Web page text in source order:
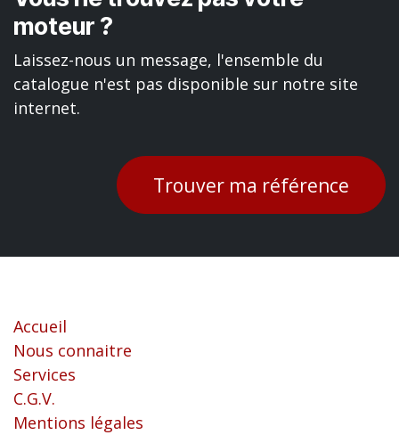
moteur ?
Laissez-nous un message, l'ensemble du
catalogue n'est pas disponible sur notre site
internet.
Trouver ma référence
Accueil
Nous connaitre
Services
C.G.V.
Mentions légales